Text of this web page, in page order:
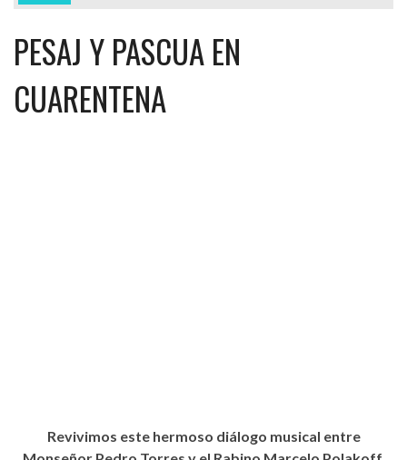
PESAJ Y PASCUA EN
CUARENTENA
Revivimos este hermoso diálogo musical entre